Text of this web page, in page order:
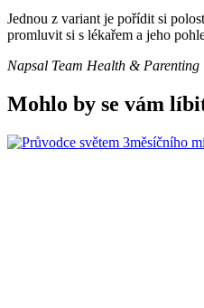
Jednou z variant je pořídit si
promluvit si s lékařem a jeho
Napsal Team Health & Parenting
Mohlo by se vám